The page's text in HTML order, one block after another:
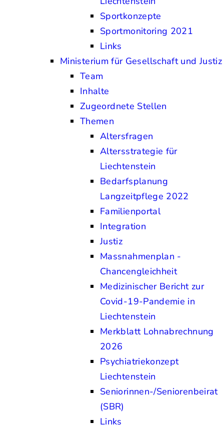
Sportkonzepte
Sportmonitoring 2021
Links
Ministerium für Gesellschaft und Justiz
Team
Inhalte
Zugeordnete Stellen
Themen
Altersfragen
Altersstrategie für
Liechtenstein
Bedarfsplanung
Langzeitpflege 2022
Familienportal
Integration
Justiz
Massnahmenplan -
Chancengleichheit
Medizinischer Bericht zur
Covid-19-Pandemie in
Liechtenstein
Merkblatt Lohnabrechnung
2026
Psychiatriekonzept
Liechtenstein
Seniorinnen-/Seniorenbeirat
(SBR)
Links